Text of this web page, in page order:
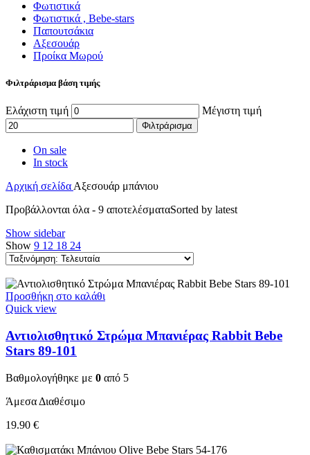
Φωτιστικά
Φωτιστικά , Bebe-stars
Παπουτσάκια
Αξεσουάρ
Προίκα Μωρού
Φιλτράρισμα βάση τιμής
Ελάχιστη τιμή Μέγιστη τιμή
Φιλτράρισμα
On sale
In stock
Αρχική σελίδα Αξεσουάρ μπάνιου
Προβάλλονται όλα - 9 αποτελέσματαSorted by latest
Show sidebar
Show 9 12 18 24
Προσθήκη στο καλάθι
Quick view
Αντιολισθητικό Στρώμα Μπανιέρας Rabbit Bebe
Stars 89-101
Βαθμολογήθηκε με 0 από 5
Άμεσα Διαθέσιμο
19.90 €